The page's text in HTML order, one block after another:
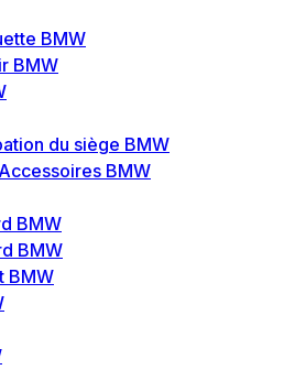
BMW
BMW
du siège BMW
BMW
BMW
BMW
BMW